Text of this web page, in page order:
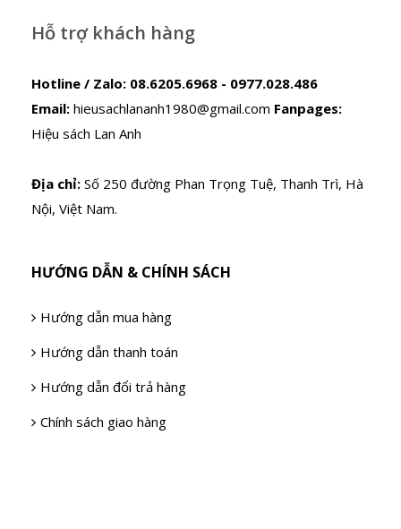
Hỗ trợ khách hàng
Hotline / Zalo: 08.6205.6968 - 0977.028.486
Email: hieusachlananh1980@gmail.com Fanpages:
Hiệu sách Lan Anh
Địa chỉ: Số 250 đường Phan Trọng Tuệ, Thanh Trì, Hà
Nội, Việt Nam.
HƯỚNG DẪN & CHÍNH SÁCH
Hướng dẫn mua hàng
Hướng dẫn thanh toán
Hướng dẫn đổi trả hàng
Chính sách giao hàng